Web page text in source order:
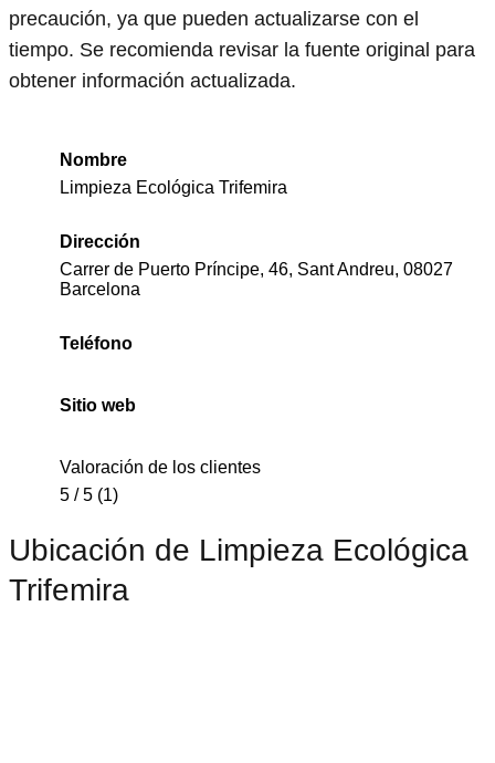
precaución, ya que pueden actualizarse con el
tiempo. Se recomienda revisar la fuente original para
obtener información actualizada.
Nombre
Limpieza Ecológica Trifemira
Dirección
Carrer de Puerto Príncipe, 46, Sant Andreu, 08027
Barcelona
Teléfono
Sitio web
Valoración de los clientes
5 / 5 (1)
Ubicación de Limpieza Ecológica
Trifemira